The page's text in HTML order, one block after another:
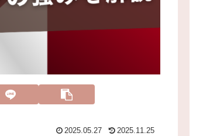
2025.05.27 2025.11.25